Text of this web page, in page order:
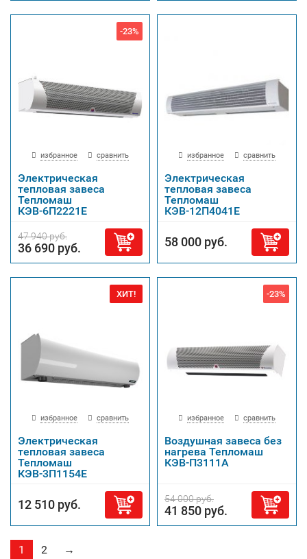
-23%
избранное сравнить
Электрическая
тепловая завеса
Тепломаш
КЭВ-6П2221Е
47 940 руб.
36 690 руб.
избранное сравнить
Электрическая
тепловая завеса
Тепломаш
КЭВ-12П4041Е
58 000 руб.
ХИТ!
избранное сравнить
Электрическая
тепловая завеса
Тепломаш
КЭВ-3П1154Е
12 510 руб.
-23%
избранное сравнить
Воздушная завеса без
нагрева Тепломаш
КЭВ-П3111А
54 000 руб.
41 850 руб.
1 2 →